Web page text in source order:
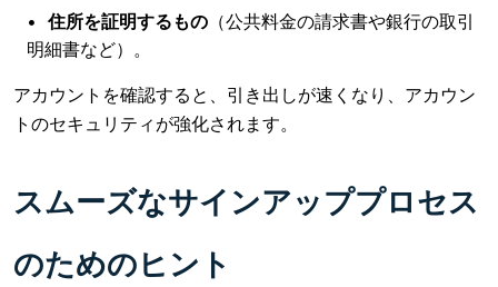
住所を証明するもの （公共料金の請求書や銀行の取引
明細書など）。
アカウントを確認すると、引き出しが速くなり、アカウン
トのセキュリティが強化されます。
スムーズなサインアッププロセス
のためのヒント